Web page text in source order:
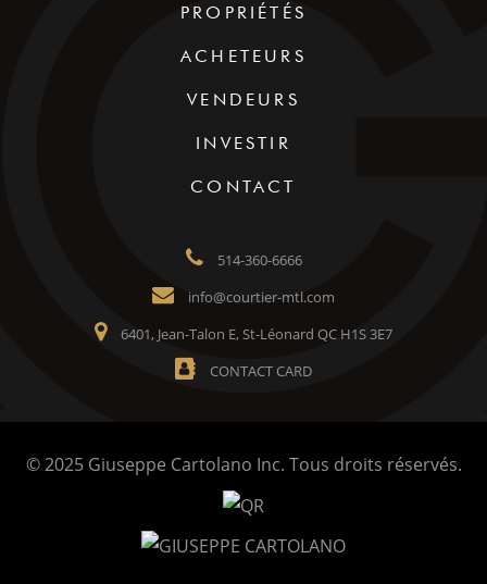
PROPRIÉTÉS
ACHETEURS
VENDEURS
INVESTIR
CONTACT
514-360-6666
info@courtier-mtl.com
6401, Jean-Talon E, St-Léonard QC H1S 3E7
CONTACT CARD
© 2025 Giuseppe Cartolano Inc. Tous droits réservés.